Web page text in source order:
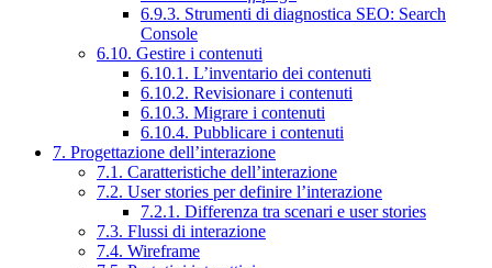
6.9.3. Strumenti di diagnostica SEO: Search
Console
6.10. Gestire i contenuti
6.10.1. L’inventario dei contenuti
6.10.2. Revisionare i contenuti
6.10.3. Migrare i contenuti
6.10.4. Pubblicare i contenuti
7. Progettazione dell’interazione
7.1. Caratteristiche dell’interazione
7.2. User stories per definire l’interazione
7.2.1. Differenza tra scenari e user stories
7.3. Flussi di interazione
7.4. Wireframe